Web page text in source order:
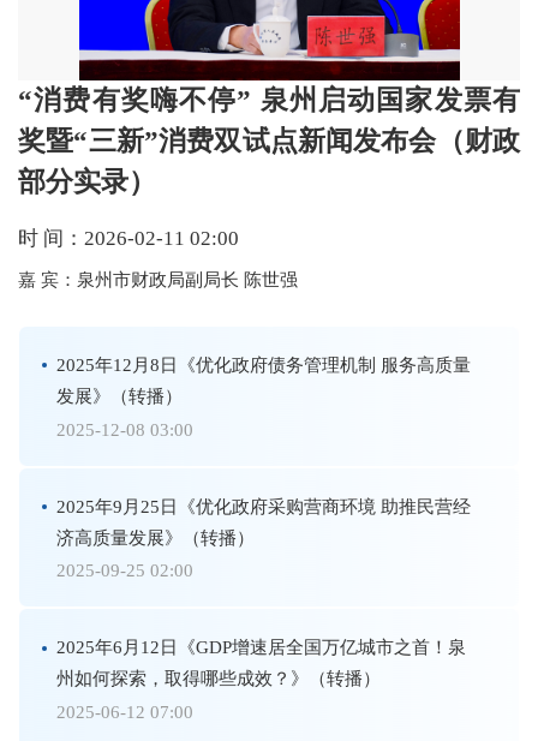
“消费有奖嗨不停” 泉州启动国家发票有
奖暨“三新”消费双试点新闻发布会（财政
部分实录）
时 间：2026-02-11 02:00
嘉 宾： 泉州市财政局副局长 陈世强
2025年12月8日《优化政府债务管理机制 服务高质量
发展》（转播）
2025-12-08 03:00
2025年9月25日《优化政府采购营商环境 助推民营经
济高质量发展》（转播）
2025-09-25 02:00
2025年6月12日《GDP增速居全国万亿城市之首！泉
州如何探索，取得哪些成效？》（转播）
2025-06-12 07:00